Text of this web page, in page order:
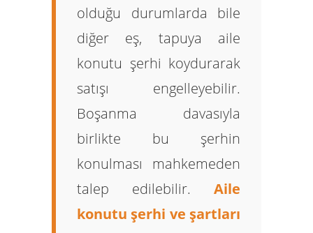
olduğu durumlarda bile
diğer eş, tapuya aile
konutu şerhi koydurarak
satışı engelleyebilir.
Boşanma davasıyla
birlikte bu şerhin
konulması mahkemeden
talep edilebilir. Aile
konutu şerhi ve şartları